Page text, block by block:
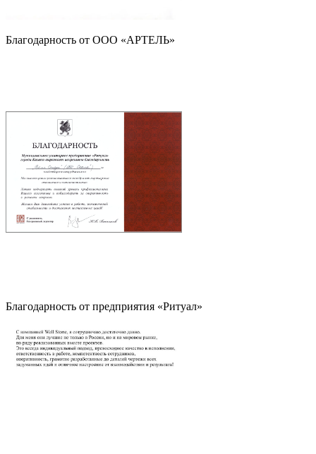
Благодарность от ООО «АРТЕЛЬ»
Благодарность от предприятия «Ритуал»